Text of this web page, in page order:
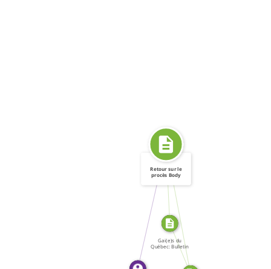
WROTE
FROM
SOURCE_FOR
SOURCE_FOR
Retour sur le
procès Body
Gai(e)s du
Québec: Bulletin